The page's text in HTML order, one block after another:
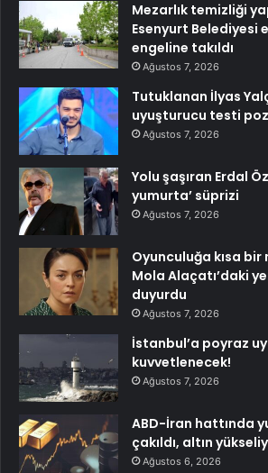
Mezarlık temizliği
Esenyurt Belediyesi
engeline takıldı
Ağustos 7, 2026
Tutuklanan İlyas
uyuşturucu testi
Ağustos 7, 2026
Yolu şaşıran Erdal
yumurta’ süprizi
Ağustos 7, 2026
Oyunculuğa kısa bir
Mola Alaçatı’daki
duyurdu
Ağustos 7, 2026
İstanbul’a poyraz
kuvvetlenecek!
Ağustos 7, 2026
ABD-İran hattında
çakıldı, altın
Ağustos 6, 2026